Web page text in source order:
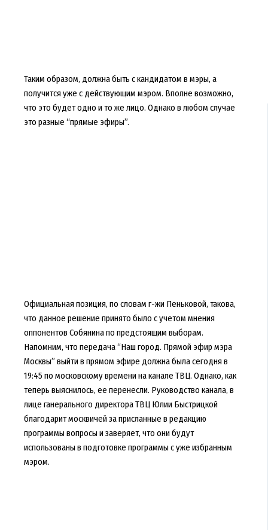
Таким образом, должна быть с кандидатом в мэры, а
получится уже с действующим мэром. Вполне возможно,
что это будет одно и то же лицо. Однако в любом случае
это разные “прямые эфиры”.
Официальная позиция, по словам г-жи Пеньковой, такова,
что данное решение принято было с учетом мнения
оппонентов Собянина по предстоящим выборам.
Напомним, что передача “Наш город. Прямой эфир мэра
Москвы” выйти в прямом эфире должна была сегодня в
19:45 по московскому времени на канале ТВЦ. Однако, как
теперь выяснилось, ее перенесли. Руководство канала, в
лице ганерального директора ТВЦ Юлии Быстрицкой
благодарит москвичей за присланные в редакцию
программы вопросы и заверяет, что они будут
использованы в подготовке программы с уже избранным
мэром.